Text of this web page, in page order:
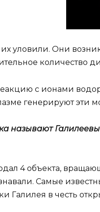
уловили. Они
количество
реакцию с ионами
генерируют эти
называют
4 объекта,
Самые
Галилея в честь